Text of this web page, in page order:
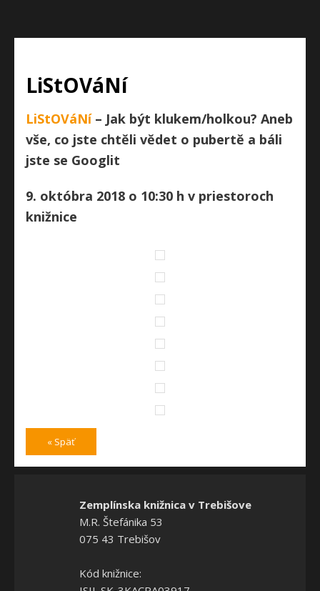
LiStOVáNí
LiStOVáNí– Jak být klukem/holkou? Aneb
vše, co jste chtěli vědet o pubertě a báli
jste se Googlit
9. októbra 2018 o 10:30 h v priestoroch
knižnice
« Späť
Zemplínska knižnica v Trebišove
M.R. Štefánika 53
075 43 Trebišov
Kód knižnice: